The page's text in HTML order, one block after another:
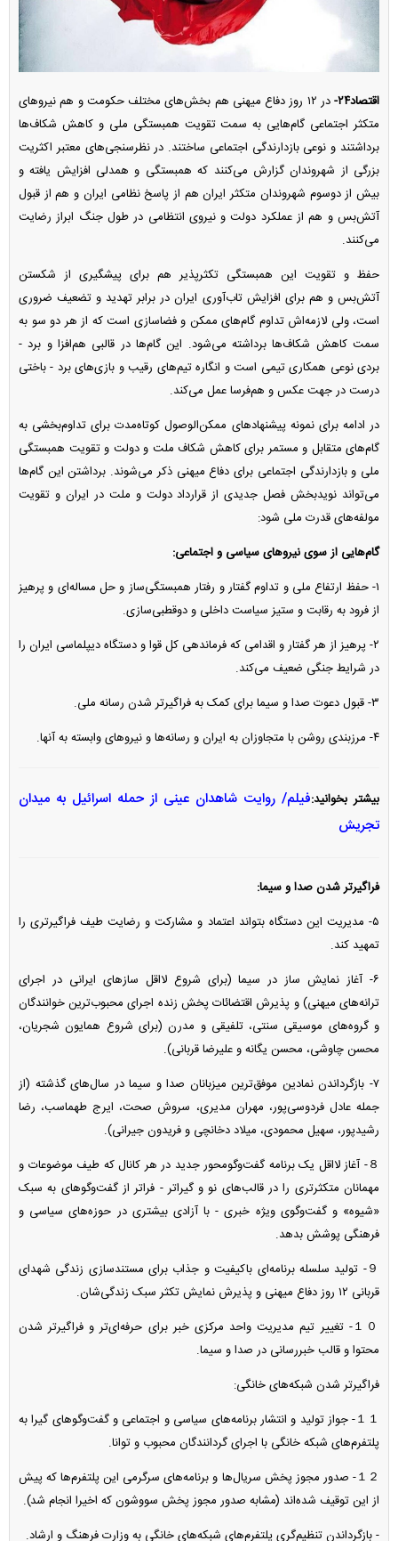
اقتصاد۲۴-
در ۱۲ روز دفاع میهنی هم بخش‌های مختلف حکومت و هم نیرو‌های
متکثر اجتماعی گام‌هایی به سمت تقویت همبستگی ملی و کاهش شکاف‌ها
برداشتند و نوعی بازدارندگی اجتماعی ساختند. در نظرسنجی‌های معتبر اکثریت
بزرگی از شهروندان گزارش می‌کنند که همبستگی و همدلی افزایش یافته و
بیش از دوسوم شهروندان متکثر ایران هم از پاسخ نظامی ایران و هم از قبول
آتش‌بس و هم از عملکرد دولت و نیروی انتظامی در طول جنگ ابراز رضایت
می‌کنند.
حفظ و تقویت این همبستگی تکثرپذیر هم برای پیشگیری از شکستن
آتش‌بس و هم برای افزایش تاب‌آوری ایران در برابر تهدید و تضعیف ضروری
است، ولی لازمه‌اش تداوم گام‌های ممکن و فضاسازی است که از هر دو سو به
سمت کاهش شکاف‌ها برداشته می‌شود. این گام‌ها در قالبی هم‌افزا و برد -
بردی نوعی همکاری تیمی است و انگاره تیم‌های رقیب و بازی‌های برد - باختی
درست در جهت عکس و هم‌فرسا عمل می‌کند.
در ادامه برای نمونه پیشنهاد‌های ممکن‌الوصول کوتاه‌مدت برای تداوم‌بخشی به
گام‌های متقابل و مستمر برای کاهش شکاف ملت و دولت و تقویت همبستگی
ملی و بازدارندگی اجتماعی برای دفاع میهنی ذکر می‌شوند. برداشتن این گام‌ها
می‌تواند نویدبخش فصل جدیدی از قرارداد دولت و ملت در ایران و تقویت
مولفه‌های قدرت ملی شود:
گام‌هایی از سوی نیرو‌های سیاسی و اجتماعی:
۱- حفظ ارتفاع ملی و تداوم گفتار و رفتار همبستگی‌ساز و حل مساله‌ای و پرهیز
از فرود به رقابت و ستیز سیاست داخلی و دوقطبی‌سازی.
۲- پرهیز از هر گفتار و اقدامی که فرماندهی کل قوا و دستگاه دیپلماسی ایران را
در شرایط جنگی ضعیف می‌کند.
۳- قبول دعوت صدا و سیما برای کمک به فراگیرتر شدن رسانه ملی.
۴- مرزبندی روشن با متجاوزان به ایران و رسانه‌ها و نیرو‌های وابسته به آنها.
بیشتر بخوانید:فیلم/ روایت شاهدان عینی از حمله اسرائیل به میدان
تجریش
فراگیرتر شدن صدا و سیما:
۵- مدیریت این دستگاه بتواند اعتماد و مشارکت و رضایت طیف فراگیرتری را
تمهید کند.
۶- آغاز نمایش ساز در سیما (برای شروع لااقل ساز‌های ایرانی در اجرای
ترانه‌های میهنی) و پذیرش اقتضائات پخش زنده اجرای محبوب‌ترین خوانندگان
و گروه‌های موسیقی سنتی، تلفیقی و مدرن (برای شروع همایون شجریان،
محسن چاوشی، محسن یگانه و علیرضا قربانی).
۷- بازگرداندن نمادین موفق‌ترین میزبانان صدا و سیما در سال‌های گذشته (از
جمله عادل فردوسی‌پور، مهران مدیری، سروش صحت، ایرج طهماسب، رضا
رشیدپور، سهیل محمودی، میلاد دخانچی و فریدون جیرانی).
８- آغاز لااقل یک برنامه گفت‌وگومحور جدید در هر کانال که طیف موضوعات و
مهمانان متکثرتری را در قالب‌های نو و گیراتر - فراتر از گفت‌و‌گو‌های به سبک
«شیوه» و گفت‌وگوی ویژه خبری - با آزادی بیشتری در حوزه‌های سیاسی و
فرهنگی پوشش بدهد.
９- تولید سلسله برنامه‌ای باکیفیت و جذاب برای مستندسازی زندگی شهدای
قربانی ۱۲ روز دفاع میهنی و پذیرش نمایش تکثر سبک زندگی‌شان.
１０- تغییر تیم مدیریت واحد مرکزی خبر برای حرفه‌ای‌تر و فراگیرتر شدن
محتوا و قالب خبررسانی در صدا و سیما.
فراگیرتر شدن شبکه‌های خانگی:
１１- جواز تولید و انتشار برنامه‌های سیاسی و اجتماعی و گفت‌و‌گو‌های گیرا به
پلتفرم‌های شبکه خانگی با اجرای گردانندگان محبوب و توانا.
１２- صدور مجوز پخش سریال‌ها و برنامه‌های سرگرمی این پلتفرم‌ها که پیش
از این توقیف شده‌اند (مشابه صدور مجوز پخش سووشون که اخیرا انجام شد).
- بازگرداندن تنظیم‌گری پلتفرم‌های شبکه‌های خانگی به وزارت فرهنگ و ارشاد.